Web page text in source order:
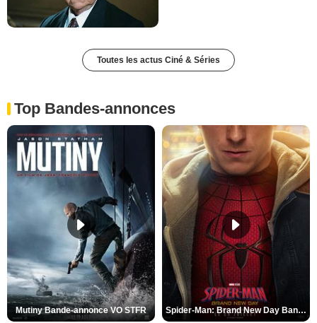
Toutes les actus Ciné & Séries
Top Bandes-annonces
Mutiny Bande-annonce VO STFR Spider-Man: Brand New Day Bande-annonce VO STFR